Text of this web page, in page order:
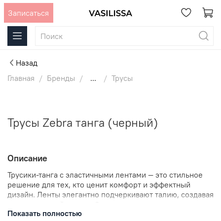
Записаться
Назад
Главная
Бренды ... Трусы
Трусы Zebra танга (черный)
Описание
Трусики-танга с эластичными лентами — это стильное
решение для тех, кто ценит комфорт и эффектный
дизайн. Ленты элегантно подчеркивают талию, создавая
спинке позволяет легко регулировать их высоту,
Показать полностью